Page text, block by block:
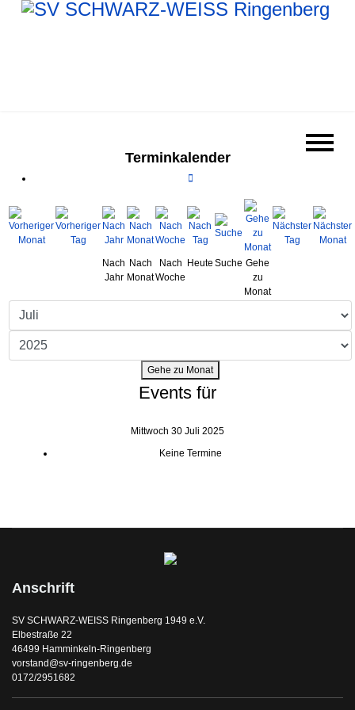
Terminkalender
Nach
Jahr
Nach
Monat
Nach
Woche
Heute Suche Gehe
zu
Monat
Gehe zu Monat
Events für
Mittwoch 30 Juli 2025
Keine Termine
Anschrift
SV SCHWARZ-WEISS Ringenberg 1949 e.V.
Elbestraße 22
46499 Hamminkeln-Ringenberg
vorstand@sv-ringenberg.de
0172/2951682